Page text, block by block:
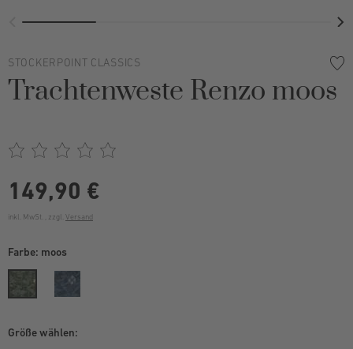
STOCKERPOINT CLASSICS
Trachtenweste Renzo moos
149,90 €
inkl. MwSt. , zzgl. Versand
Farbe: moos
Größe wählen: